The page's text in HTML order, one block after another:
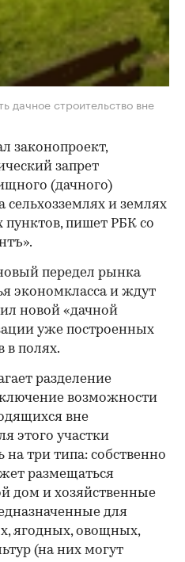
дачное строительство вне
законопроект,
запрет
(дачного)
и землях
пунктов, пишет РБК со
передел рынка
экономкласса и ждут
новой «дачной
уже построенных
в полях.
разделение
возможности
вне
этого участки
на три типа: собственно
размещаться
дом и хозяйственные
для
ягодных, овощных,
(на них могут